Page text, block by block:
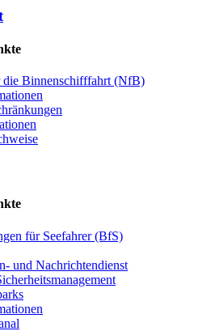
die Binnenschifffahrt (NfB)
für Seefahrer (BfS)
und Nachrichtendienst